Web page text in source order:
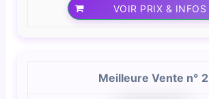
VOIR PRIX & INFOS
2